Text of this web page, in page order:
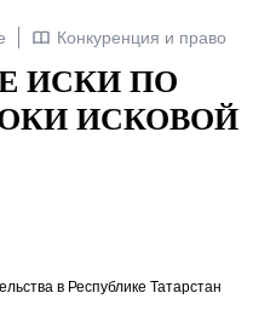
Italiano
Português
Конкуренция и право
ИСКИ ПО
ИСКОВОЙ
в Республике Татарстан